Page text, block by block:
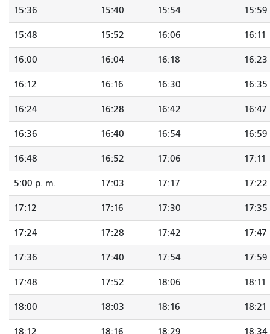
15:36 15:40 15:54 15:59
15:48 15:52 16:06 16:11
16:00 16:04 16:18 16:23
16:12 16:16 16:30 16:35
16:24 16:28 16:42 16:47
16:36 16:40 16:54 16:59
16:48 16:52 17:06 17:11
5:00 p. m. 17:03 17:17 17:22
17:12 17:16 17:30 17:35
17:24 17:28 17:42 17:47
17:36 17:40 17:54 17:59
17:48 17:52 18:06 18:11
18:00 18:03 18:16 18:21